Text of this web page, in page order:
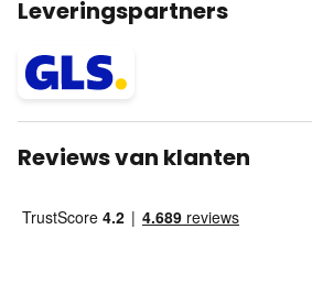
Leveringspartners
Reviews van klanten